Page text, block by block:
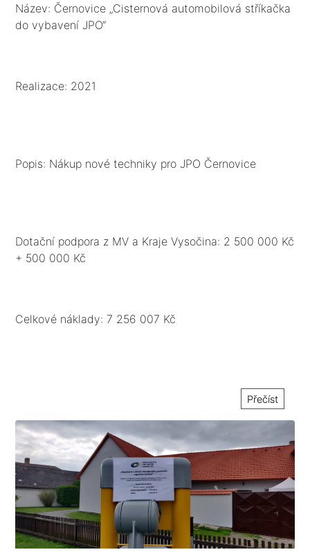
Název: Černovice „Cisternová automobilová stříkačka
do vybavení JPO“
Realizace: 2021
Popis: Nákup nové techniky pro JPO Černovice
Dotační podpora z MV a Kraje Vysočina: 2 500 000 Kč
+ 500 000 Kč
Celkové náklady: 7 256 007 Kč
Přečíst